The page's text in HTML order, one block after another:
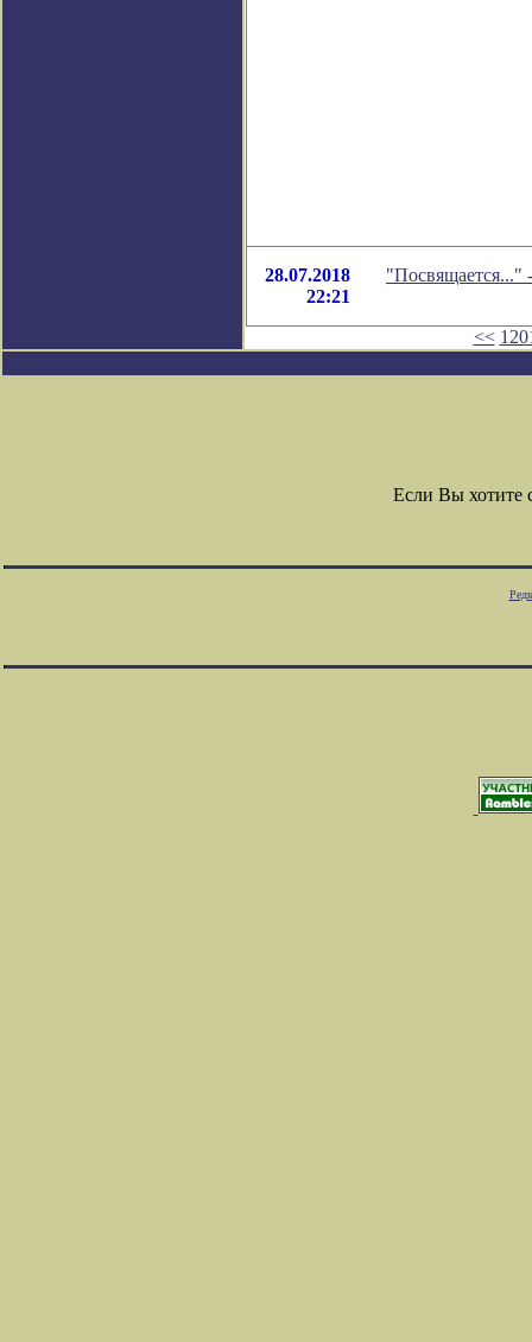
28.07.2018
22:21
"Посвящается..."
<<
Если Вы хотите